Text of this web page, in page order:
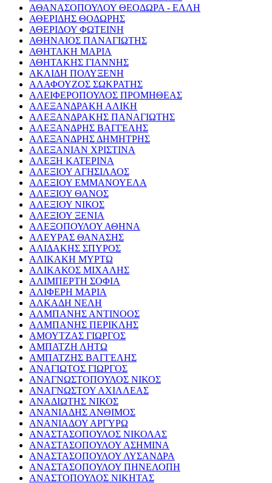
ΑΘΑΝΑΣΟΠΟΥΛΟΥ ΘΕΟΔΩΡΑ - ΕΛΛΗ
ΑΘΕΡΙΔΗΣ ΘΟΔΩΡΗΣ
ΑΘΕΡΙΔΟΥ ΦΩΤΕΙΝΗ
ΑΘΗΝΑΙΟΣ ΠΑΝΑΓΙΩΤΗΣ
ΑΘΗΤΑΚΗ ΜΑΡΙΑ
ΑΘΗΤΑΚΗΣ ΓΙΑΝΝΗΣ
ΑΚΛΙΔΗ ΠΟΛΥΞΕΝΗ
ΑΛΑΦΟΥΖΟΣ ΣΩΚΡΑΤΗΣ
ΑΛΕΙΦΕΡΟΠΟΥΛΟΣ ΠΡΟΜΗΘΕΑΣ
ΑΛΕΞΑΝΔΡΑΚΗ ΑΛΙΚΗ
ΑΛΕΞΑΝΔΡΑΚΗΣ ΠΑΝΑΓΙΩΤΗΣ
ΑΛΕΞΑΝΔΡΗΣ ΒΑΓΓΕΛΗΣ
ΑΛΕΞΑΝΔΡΗΣ ΔΗΜΗΤΡΗΣ
ΑΛΕΞΑΝΙΑΝ ΧΡΙΣΤΙΝΑ
ΑΛΕΞΗ ΚΑΤΕΡΙΝΑ
ΑΛΕΞΙΟΥ ΑΓΗΣΙΛΑΟΣ
ΑΛΕΞΙΟΥ ΕΜΜΑΝΟΥΕΛΑ
ΑΛΕΞΙΟΥ ΘΑΝΟΣ
ΑΛΕΞΙΟΥ ΝΙΚΟΣ
ΑΛΕΞΙΟΥ ΞΕΝΙΑ
ΑΛΕΞΟΠΟΥΛΟΥ ΑΘΗΝΑ
ΑΛΕΥΡΑΣ ΘΑΝΑΣΗΣ
ΑΛΙΔΑΚΗΣ ΣΠΥΡΟΣ
ΑΛΙΚΑΚΗ ΜΥΡΤΩ
ΑΛΙΚΑΚΟΣ ΜΙΧΑΛΗΣ
ΑΛΙΜΠΕΡΤΗ ΣΟΦΙΑ
ΑΛΙΦΕΡΗ ΜΑΡΙΑ
ΑΛΚΑΔΗ ΝΕΛΗ
ΑΛΜΠΑΝΗΣ ΑΝΤΙΝΟΟΣ
ΑΛΜΠΑΝΗΣ ΠΕΡΙΚΛΗΣ
ΑΜΟΥΤΖΑΣ ΓΙΩΡΓΟΣ
ΑΜΠΑΤΖΗ ΛΗΤΩ
ΑΜΠΑΤΖΗΣ ΒΑΓΓΕΛΗΣ
ΑΝΑΓΙΩΤΟΣ ΓΙΩΡΓΟΣ
ΑΝΑΓΝΩΣΤΟΠΟΥΛΟΣ ΝΙΚΟΣ
ΑΝΑΓΝΩΣΤΟΥ ΑΧΙΛΛΕΑΣ
ΑΝΑΔΙΩΤΗΣ ΝΙΚΟΣ
ΑΝΑΝΙΑΔΗΣ ΑΝΘΙΜΟΣ
ΑΝΑΝΙΑΔΟΥ ΑΡΓΥΡΩ
ΑΝΑΣΤΑΣΟΠΟΥΛΟΣ ΝΙΚΟΛΑΣ
ΑΝΑΣΤΑΣΟΠΟΥΛΟΥ ΑΣΗΜΙΝΑ
ΑΝΑΣΤΑΣΟΠΟΥΛΟΥ ΛΥΣΑΝΔΡΑ
ΑΝΑΣΤΑΣΟΠΟΥΛΟΥ ΠΗΝΕΛΟΠΗ
ΑΝΑΣΤΟΠΟΥΛΟΣ ΝΙΚΗΤΑΣ